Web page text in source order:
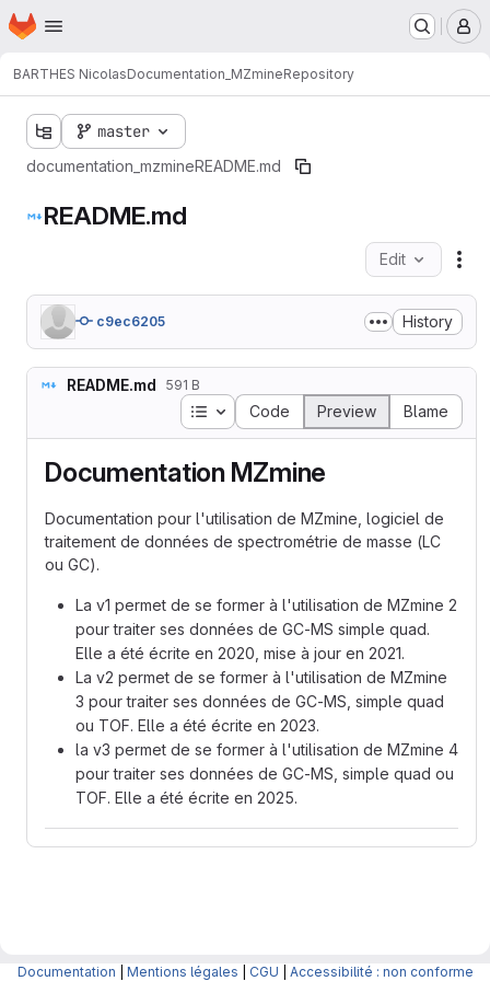
Skip to main content
Homepage
BARTHES NicolasDocumentation_MZmineRepository
master
documentation_mzmineREADME.md
README.md
Edit
c9ec6205 History
README.md 591 B
Table of contents
Code Preview Blame
Documentation MZmine
Documentation pour l'utilisation de MZmine, logiciel de
traitement de données de spectrométrie de masse (LC
ou GC).
La v1 permet de se former à l'utilisation de MZmine 2
pour traiter ses données de GC-MS simple quad.
Elle a été écrite en 2020, mise à jour en 2021.
La v2 permet de se former à l'utilisation de MZmine
3 pour traiter ses données de GC-MS, simple quad
ou TOF. Elle a été écrite en 2023.
la v3 permet de se former à l'utilisation de MZmine 4
pour traiter ses données de GC-MS, simple quad ou
TOF. Elle a été écrite en 2025.
Documentation Mentions légales CGU Accessibilité : non conforme